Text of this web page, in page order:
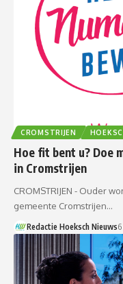
CROMSTRIJEN
Hoe fit bent u? Doe
in Cromstrijen
CROMSTRIJEN - Ouder
gemeente Cromstrijen…
Redactie Hoeksch Nieuws